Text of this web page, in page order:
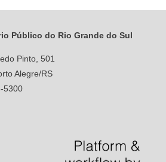
Público do Rio Grande do Sul
Pinto, 501
Alegre/RS
5300